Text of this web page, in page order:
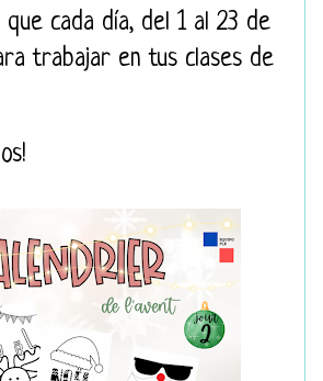
que cada día, del 1 al 23 de
trabajar en tus clases de